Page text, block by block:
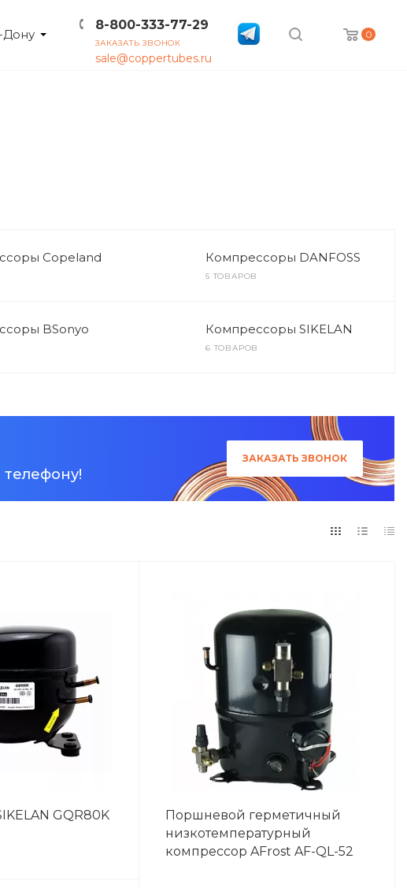
0
8-800-333-77-29
ЗАКАЗАТЬ ЗВОНОК
sale@coppertubes.ru
Дону
Copeland Компрессоры DANFOSS
5 ТОВАРОВ
BSonyo Компрессоры SIKELAN
6 ТОВАРОВ
телефону!
ЗАКАЗАТЬ ЗВОНОК
GQR80K
Поршневой герметичный
низкотемпературный
компрессор AFrost AF-QL-52